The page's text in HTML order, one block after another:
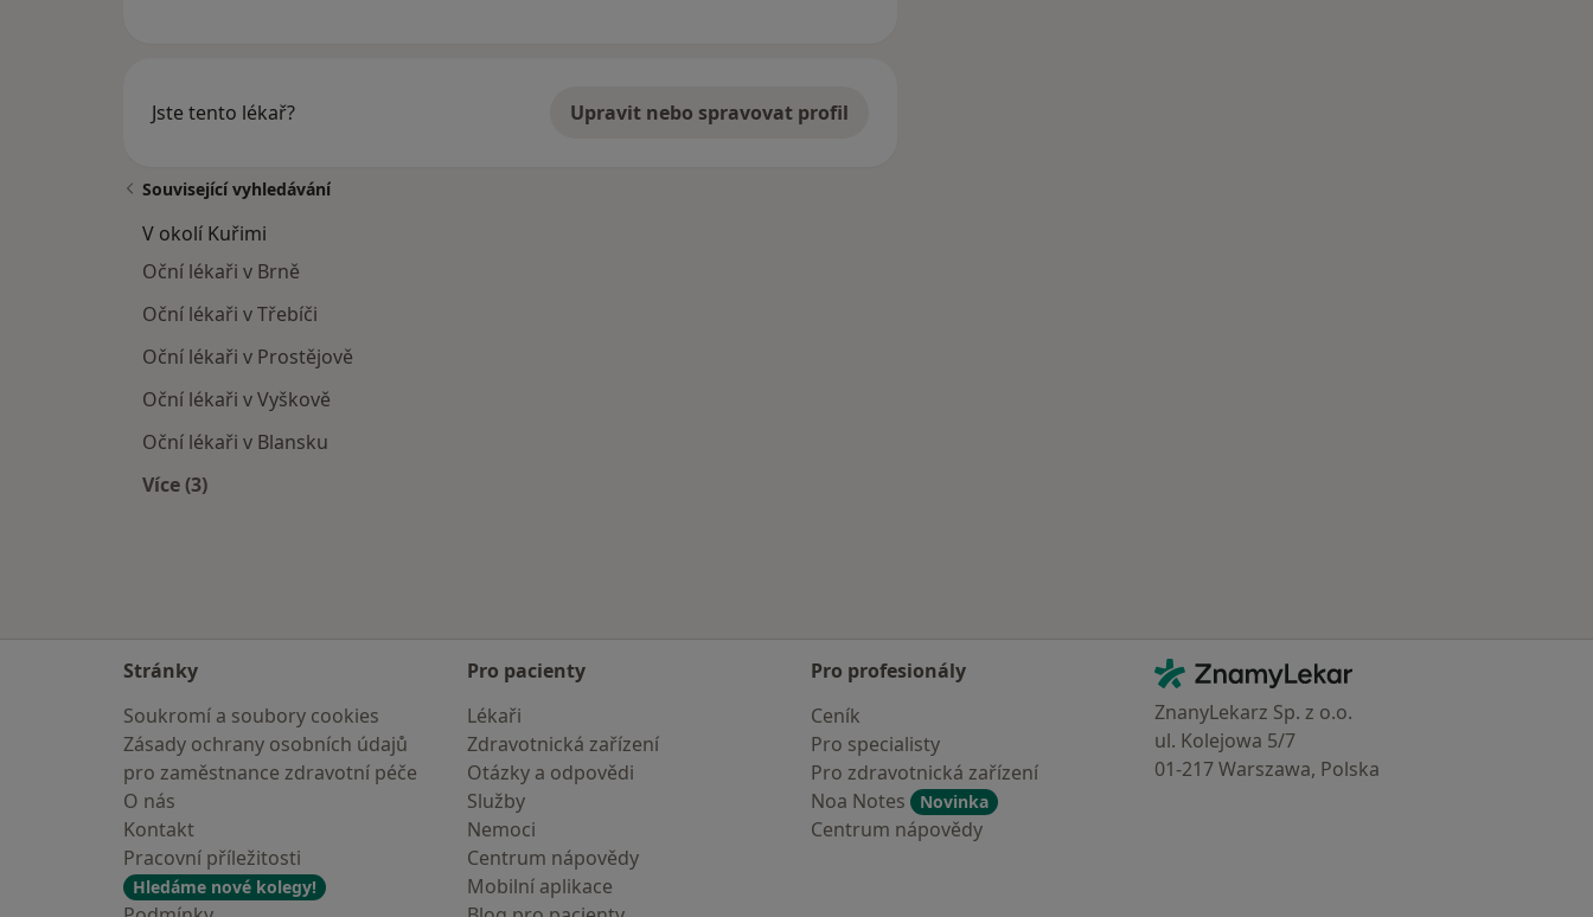
Jste tento lékař? Upravit nebo spravovat profil
Související vyhledávání
V okolí Kuřimi
Oční lékaři v Brně
Oční lékaři v Třebíči
Oční lékaři v Prostějově
Oční lékaři v Vyškově
Oční lékaři v Blansku
Více (3)
Stránky
Soukromí a soubory cookies
Zásady ochrany osobních údajů
pro zaměstnance zdravotní péče
O nás
Kontakt
Pracovní příležitosti
Hledáme nové kolegy!
Pro pacienty
Lékaři
Zdravotnická zařízení
Otázky a odpovědi
Služby
Nemoci
Centrum nápovědy
Mobilní aplikace
Pro profesionály
Ceník
Pro specialisty
Pro zdravotnická zařízení
Noa Notes
Novinka
Centrum nápovědy
Kontakt
ZnamyLekar - Hlavní stránka
ZnanyLekarz Sp. z o.o.
ul. Kolejowa 5/7
01-217 Warszawa, Polska